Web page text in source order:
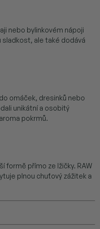
nebo bylinkovém nápoji
sladkost, ale také dodává
omáček, dresinků nebo
unikátní a osobitý
pokrmů.
formě přímo ze lžičky. RAW
plnou chuťový zážitek a